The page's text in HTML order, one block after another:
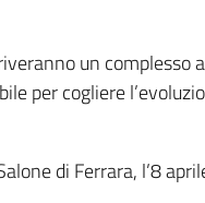
un
per cogliere
di Ferrara, l’8